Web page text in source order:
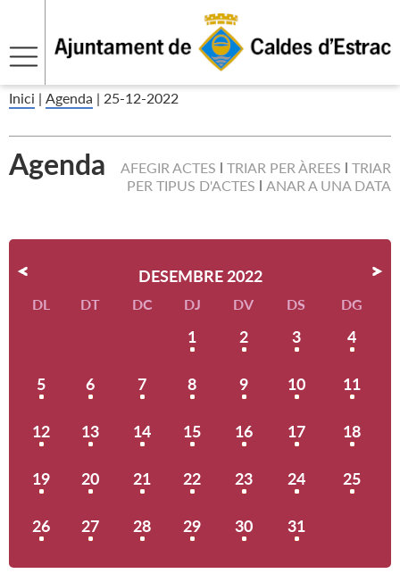
Inici | Agenda | 25-12-2022
Agenda AFEGIR ACTES TRIAR PER ÀREES
TRIAR
PER TIPUS D'ACTES
ANAR A UNA DATA
DESEMBRE 2022
DL DT DC DJ DV DS DG
1 2 3 4
5 6 7 8 9 10 11
12 13 14 15 16 17 18
19 20 21 22 23 24 25
26 27 28 29 30 31